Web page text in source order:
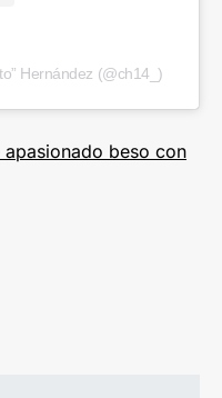
Hernández (@ch14_)
apasionado beso con